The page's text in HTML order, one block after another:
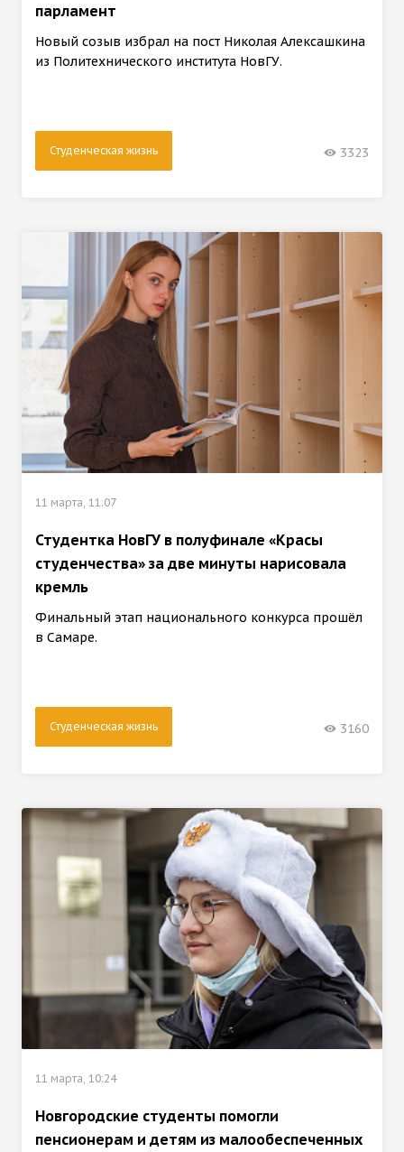
парламент
Новый созыв избрал на пост Николая Алексашкина
из Политехнического института НовГУ.
Студенческая жизнь 3323
11 марта, 11:07
Студентка НовГУ в полуфинале «Красы
студенчества» за две минуты нарисовала
кремль
Финальный этап национального конкурса прошёл
в Самаре.
Студенческая жизнь 3160
11 марта, 10:24
Новгородские студенты помогли
пенсионерам и детям из малообеспеченных